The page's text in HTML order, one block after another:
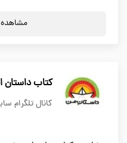
مشاهده
كتاب
کانال تلگرام